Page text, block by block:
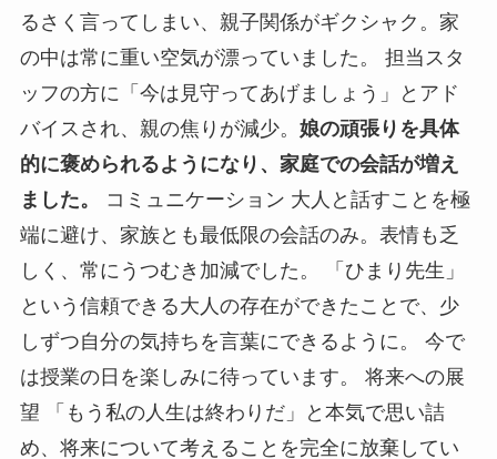
るさく言ってしまい、親子関係がギクシャク。家
の中は常に重い空気が漂っていました。 担当スタ
ッフの方に「今は見守ってあげましょう」とアド
バイスされ、親の焦りが減少。 娘の頑張りを具体
的に褒められるようになり、家庭での会話が増え
ました。
コミュニケーション 大人と話すことを極
端に避け、家族とも最低限の会話のみ。表情も乏
しく、常にうつむき加減でした。 「ひまり先生」
という信頼できる大人の存在ができたことで、少
しずつ自分の気持ちを言葉にできるように。 今で
は授業の日を楽しみに待っています。 将来への展
望 「もう私の人生は終わりだ」と本気で思い詰
め、将来について考えることを完全に放棄してい